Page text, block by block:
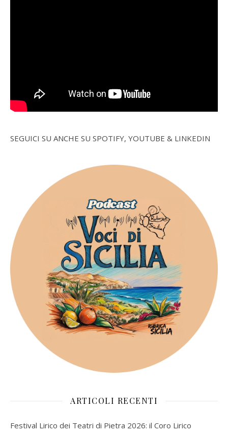
SEGUICI SU ANCHE SU SPOTIFY, YOUTUBE & LINKEDIN
ARTICOLI RECENTI
Festival Lirico dei Teatri di Pietra 2026: il Coro Lirico